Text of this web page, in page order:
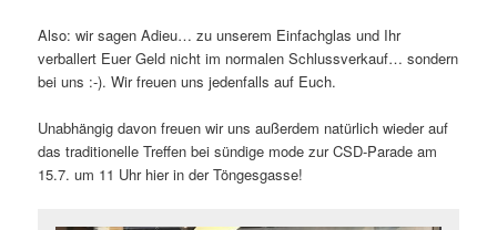
Also: wir sagen Adieu… zu unserem Einfachglas und Ihr
verballert Euer Geld nicht im normalen Schlussverkauf… sondern
bei uns :-). Wir freuen uns jedenfalls auf Euch.
Unabhängig davon freuen wir uns außerdem natürlich wieder auf
das traditionelle Treffen bei sündige mode zur CSD-Parade am
15.7. um 11 Uhr hier in der Töngesgasse!